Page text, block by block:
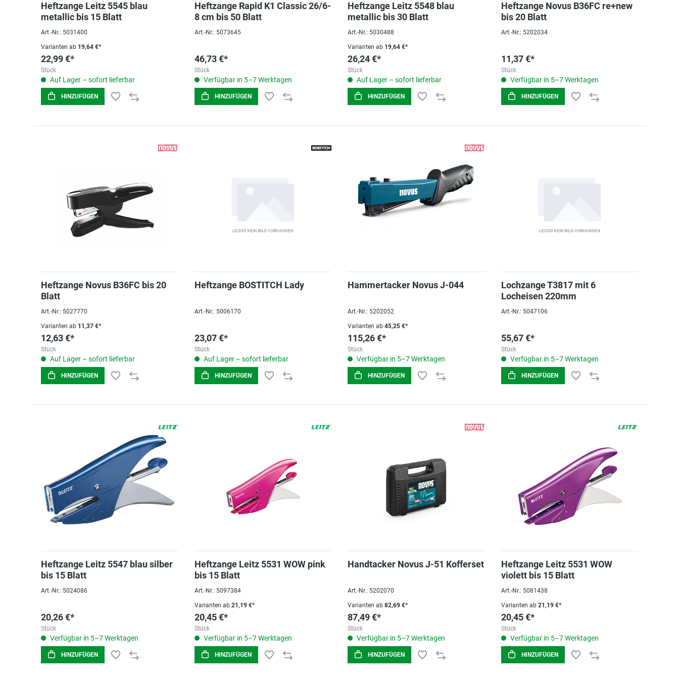
Heftzange Leitz 5545 blau
metallic bis 15 Blatt
Art.-Nr.: 5031400
Varianten ab 19,64 €*
22,99 €*
Stück
Auf Lager – sofort lieferbar
HINZUFÜGEN
Heftzange Rapid K1 Classic 26/6-
8 cm bis 50 Blatt
Art.-Nr.: 5073645
46,73 €*
Stück
Verfügbar in 5–7 Werktagen
HINZUFÜGEN
Heftzange Leitz 5548 blau
metallic bis 30 Blatt
Art.-Nr.: 5030488
Varianten ab 19,64 €*
26,24 €*
Stück
Auf Lager – sofort lieferbar
HINZUFÜGEN
Heftzange Novus B36FC re+new
bis 20 Blatt
Art.-Nr.: 5202034
11,37 €*
Stück
Verfügbar in 5–7 Werktagen
HINZUFÜGEN
Heftzange Novus B36FC bis 20
Blatt
Art.-Nr.: 5027770
Varianten ab 11,37 €*
12,63 €*
Stück
Auf Lager – sofort lieferbar
HINZUFÜGEN
Heftzange BOSTITCH Lady
Art.-Nr.: 5006170
23,07 €*
Stück
Auf Lager – sofort lieferbar
HINZUFÜGEN
Hammertacker Novus J-044
Art.-Nr.: 5202052
Varianten ab 45,25 €*
115,26 €*
Stück
Verfügbar in 5–7 Werktagen
HINZUFÜGEN
Lochzange T3817 mit 6
Locheisen 220mm
Art.-Nr.: 5047106
55,67 €*
Stück
Verfügbar in 5–7 Werktagen
HINZUFÜGEN
Heftzange Leitz 5547 blau silber
bis 15 Blatt
Art.-Nr.: 5024086
20,26 €*
Stück
Verfügbar in 5–7 Werktagen
HINZUFÜGEN
Heftzange Leitz 5531 WOW pink
bis 15 Blatt
Art.-Nr.: 5097384
Varianten ab21,19 €*
20,45 €*
Stück
Verfügbar in 5–7 Werktagen
HINZUFÜGEN
Handtacker Novus J-51 Kofferset
Art.-Nr.: 5202070
Varianten ab 82,69 €*
87,49 €*
Stück
Verfügbar in 5–7 Werktagen
HINZUFÜGEN
Heftzange Leitz 5531 WOW
violett bis 15 Blatt
Art.-Nr.: 5081438
Varianten ab21,19 €*
20,45 €*
Stück
Verfügbar in 5–7 Werktagen
HINZUFÜGEN